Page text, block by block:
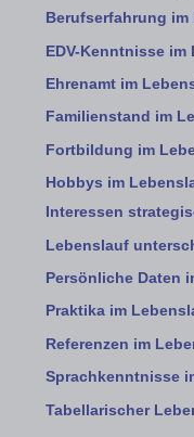
Berufserfahrung
EDV-Kenntnisse im
Ehrenamt im
Familienstand im
Fortbildung im
Hobbys im
Interessen
Lebenslauf
Persönliche Daten
Praktika im
Referenzen im
Sprachkenntnisse
Tabellarischer